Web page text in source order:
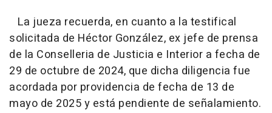
La jueza recuerda, en cuanto a la testifical
solicitada de Héctor González, ex jefe de prensa
de la Conselleria de Justicia e Interior a fecha de
29 de octubre de 2024, que dicha diligencia fue
acordada por providencia de fecha de 13 de
mayo de 2025 y está pendiente de señalamiento.